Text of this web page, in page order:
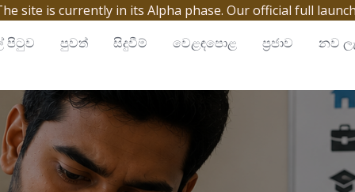
site is currently in its Alpha phase. Our official full
පිටුව පුවත් සිදුවීම් වෙළඳපොළ ප්‍රජාව නව